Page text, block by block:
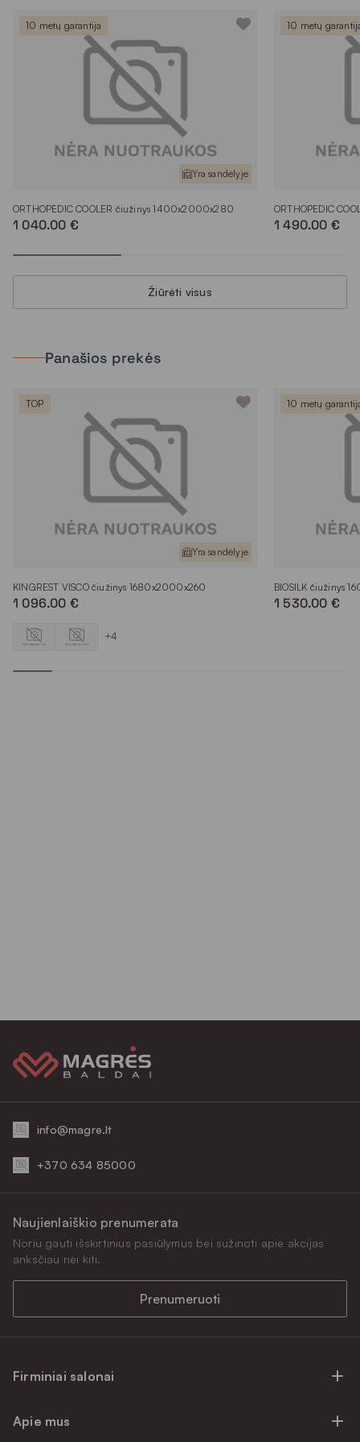
10 metų garantija
Yra sandėlyje
ORTHOPEDIC COOLER čiužinys 1400x2000x280
1 040.00 €
10 metų
ORTHOPEDIC
1 490.00 €
Žiūrėti visus
Panašios prekės
TOP
Yra sandėlyje
KINGREST VISCO čiužinys 1680x2000x260
1 096.00 €
+4
10 metų
BIOSILK čiužinys
1 530.00 €
info@magre.lt
+370 634 85000
Firminiai salonai
Apie mus
Naujienlaiškio prenumerata
Noriu gauti išskirtinius pasiūlymus bei sužinoti apie akcijas
anksčiau nei kiti.
Prenumeruoti